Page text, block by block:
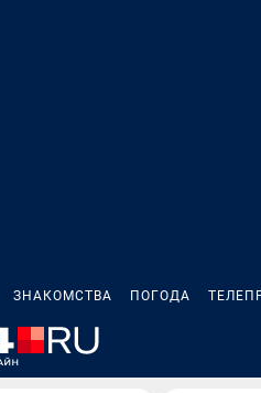
ЗНАКОМСТВА ПОГОДА